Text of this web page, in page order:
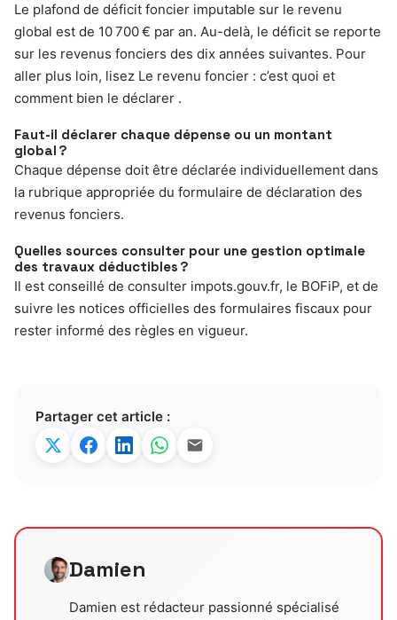
Le plafond de déficit foncier imputable sur le revenu
global est de 10 700 € par an. Au-delà, le déficit se reporte
sur les revenus fonciers des dix années suivantes. Pour
aller plus loin, lisez Le revenu foncier : c’est quoi et
comment bien le déclarer .
Faut-il déclarer chaque dépense ou un montant
global ?
Chaque dépense doit être déclarée individuellement dans
la rubrique appropriée du formulaire de déclaration des
revenus fonciers.
Quelles sources consulter pour une gestion optimale
des travaux déductibles ?
Il est conseillé de consulter impots.gouv.fr, le BOFiP, et de
suivre les notices officielles des formulaires fiscaux pour
rester informé des règles en vigueur.
Partager cet article :
Damien
Damien est rédacteur passionné spécialisé